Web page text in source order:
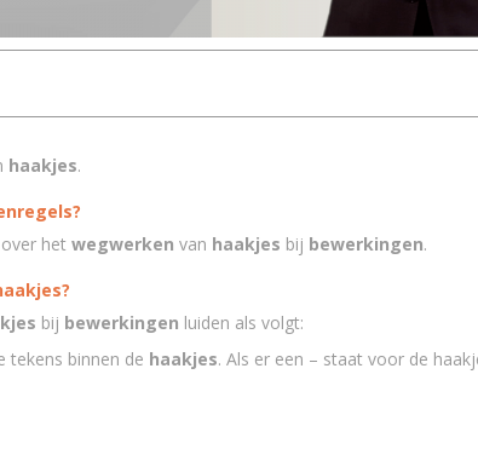
haakjes.
het wegwerken van haakjes bij bewerkingen.
bij bewerkingen luiden als volgt:
tekens binnen de haakjes. Als er een – staat voor de